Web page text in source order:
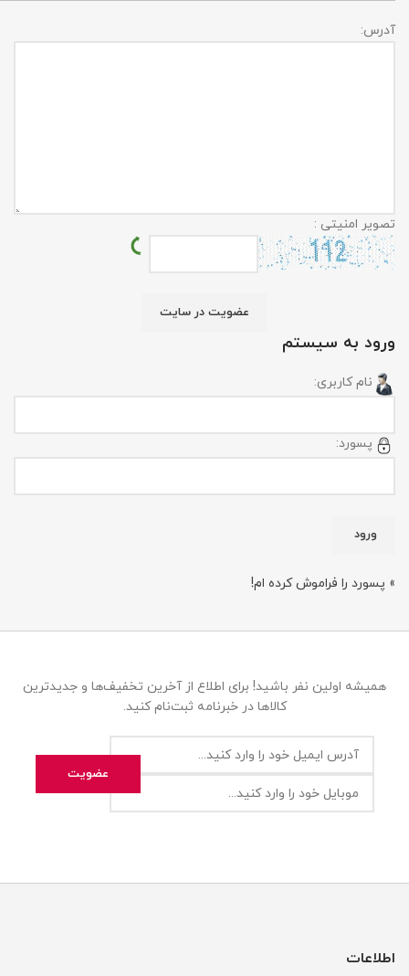
آدرس:
تصویر امنیتی :
ورود به سیستم
نام کاربری:
پسورد:
» پسورد را فراموش کرده ام!
همیشه اولین نفر باشید! برای اطلاع از آخرین تخفیف‌ها و جدیدترین
کالاها در خبرنامه ثبت‌نام کنید.
اطلاعات